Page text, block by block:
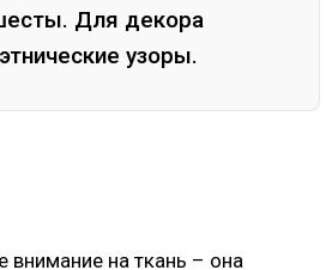
Для декора
узоры.
внимание на ткань – она